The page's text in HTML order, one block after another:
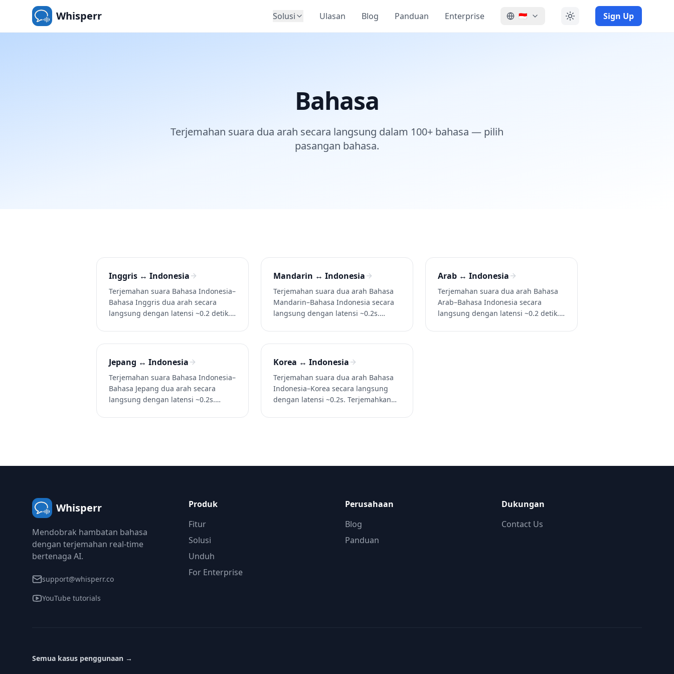
Whisperr Solusi Ulasan Blog Panduan Enterprise 🇮🇩 Sign Up
Bahasa
Terjemahan suara dua arah secara langsung dalam 100+ bahasa — pilih
pasangan bahasa.
Inggris ↔ Indonesia
Terjemahan suara Bahasa Indonesia–
Bahasa Inggris dua arah secara
langsung dengan latensi ~0.2 detik.
Inggris ke Bahasa Indonesia) dalam
percakapan, panggilan, dan video.
Coba Whisperr gratis.
Mandarin ↔ Indonesia
Terjemahan suara dua arah Bahasa
Mandarin–Bahasa Indonesia secara
langsung dengan latensi ~0.2s.
Indonesia ke Bahasa Mandarin)
dalam percakapan, panggilan, dan
video. Coba Whisperr gratis.
Arab ↔ Indonesia
Terjemahan suara dua arah Bahasa
Arab–Bahasa Indonesia secara
langsung dengan latensi ~0.2 detik.
Jepang ↔ Indonesia
Terjemahan suara Bahasa Indonesia–
Bahasa Jepang dua arah secara
langsung dengan latensi ~0.2s.
Korea ↔ Indonesia
Terjemahan suara dua arah Bahasa
Indonesia–Korea secara langsung
dengan latensi ~0.2s. Terjemahkan
Whisperr
Mendobrak hambatan bahasa
dengan terjemahan real-time
bertenaga AI.
support@whisperr.co
YouTube tutorials
Produk
Fitur
Solusi
Unduh
For Enterprise
Perusahaan
Blog
Panduan
Dukungan
Contact Us
Semua kasus penggunaan →